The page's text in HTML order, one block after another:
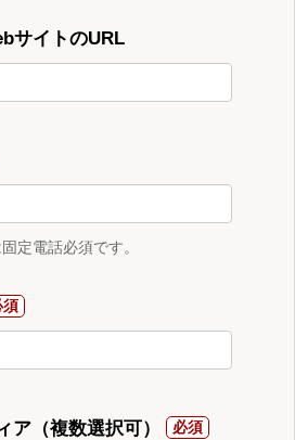
サイトのURL
定電話必須です。
ア（複数選択可）